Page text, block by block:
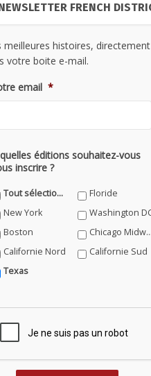
FRENCH
meilleures histoires, directement
votre boite e-mail.
email *
éditions souhaitez-vous
inscrire ?
Tout sélectionner
Floride
New York
Washington
Boston
Chicago Midwest
Californie Nord
Californie Sud
Texas